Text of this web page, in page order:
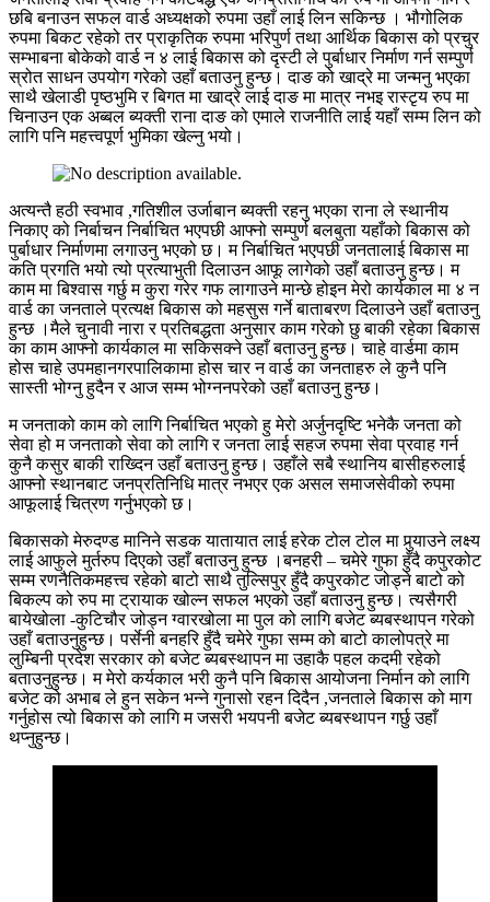
छबि बनाउन सफल वार्ड अध्यक्षको रुपमा उहाँ लाई लिन सकिन्छ । भौगोलिक
रुपमा बिकट रहेको तर प्राकृतिक रुपमा भरिपुर्ण तथा आर्थिक बिकास को प्रचुर
सम्भाबना बोकेको वार्ड न ४ लाई बिकास को दृस्टी ले पुर्बाधार निर्माण गर्न सम्पुर्ण
स्रोत साधन उपयोग गरेको उहाँ बताउनु हुन्छ। दाङ को खाद्रे मा जन्मनु भएका
साथै खेलाडी पृष्ठभुमि र बिगत मा खाद्रे लाई दाङ मा मात्र नभइ रास्टृय रुप मा
चिनाउन एक अब्बल ब्यक्ती राना दाङ को एमाले राजनीति लाई यहाँ सम्म लिन को
लागि पनि महत्त्वपूर्ण भुमिका खेल्नु भयो।
अत्यन्तै हठी स्वभाव ,गतिशील उर्जाबान ब्यक्ती रहनु भएका राना ले स्थानीय
निकाए को निर्बाचन निर्बाचित भएपछी आफ्नो सम्पुर्ण बलबुता यहाँको बिकास को
पुर्बाधार निर्माणमा लगाउनु भएको छ। म निर्बाचित भएपछी जनतालाई बिकास मा
कति प्रगति भयो त्यो प्रत्याभुती दिलाउन आफू लागेको उहाँ बताउनु हुन्छ। म
काम मा बिश्वास गर्छु म कुरा गरेर गफ लागाउने मान्छे होइन मेरो कार्यकाल मा ४ न
वार्ड का जनताले प्रत्यक्ष बिकास को महसुस गर्ने बाताबरण दिलाउने उहाँ बताउनु
हुन्छ ।मैले चुनावी नारा र प्रतिबद्धता अनुसार काम गरेको छु बाकी रहेका बिकास
का काम आफ्नो कार्यकाल मा सकिसक्ने उहाँ बताउनु हुन्छ। चाहे वार्डमा काम
होस चाहे उपमहानगरपालिकामा होस चार न वार्ड का जनताहरु ले कुनै पनि
सास्ती भोग्नु हुदैन र आज सम्म भोग्ननपरेको उहाँ बताउनु हुन्छ।
म जनताको काम को लागि निर्बाचित भएको हु मेरो अर्जुनदृष्टि भनेकै जनता को
सेवा हो म जनताको सेवा को लागि र जनता लाई सहज रुपमा सेवा प्रवाह गर्न
कुनै कसुर बाकी राख्दिन उहाँ बताउनु हुन्छ। उहाँले सबै स्थानिय बासीहरुलाई
आफ्नो स्थानबाट जनप्रतिनिधि मात्र नभएर एक असल समाजसेवीको रुपमा
आफूलाई चित्रण गर्नुभएको छ।
बिकासको मेरुदण्ड मानिने सडक यातायात लाई हरेक टोल टोल मा पुर्‍याउने लक्ष्य
लाई आफुले मुर्तरुप दिएको उहाँ बताउनु हुन्छ ।बनहरी – चमेरे गुफा हुँदै कपुरकोट
सम्म रणनैतिकमहत्त्व रहेको बाटो साथै तुल्सिपुर हुँदै कपुरकोट जोड्ने बाटो को
बिकल्प को रुप मा ट्रायाक खोल्न सफल भएको उहाँ बताउनु हुन्छ। त्यसैगरी
बायेखोला -कुटिचौर जोड्न ग्वारखोला मा पुल को लागि बजेट ब्यबस्थापन गरेको
उहाँ बताउनुहुन्छ। पर्सेनी बनहरि हुँदै चमेरे गुफा सम्म को बाटो कालोपत्रे मा
लुम्बिनी प्रदेश सरकार को बजेट ब्यबस्थापन मा उहाकै पहल कदमी रहेको
बताउनुहुन्छ। म मेरो कर्यकाल भरी कुनै पनि बिकास आयोजना निर्मान को लागि
बजेट को अभाब ले हुन सकेन भन्ने गुनासो रहन दिदैन ,जनताले बिकास को माग
गर्नुहोस त्यो बिकास को लागि म जसरी भयपनी बजेट ब्यबस्थापन गर्छु उहाँ
थप्नुहुन्छ।